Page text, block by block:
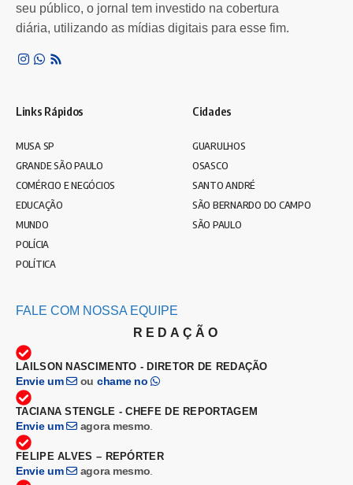
seu público, o jornal tem investido na cobertura
diária, utilizando as mídias digitais para esse fim.
Links Rápidos
MUSA SP
GRANDE SÃO PAULO
COMÉRCIO E NEGÓCIOS
EDUCAÇÃO
MUNDO
POLÍCIA
POLÍTICA
Cidades
GUARULHOS
OSASCO
SANTO ANDRÉ
SÃO BERNARDO DO CAMPO
SÃO PAULO
FALE COM NOSSA EQUIPE
REDAÇÃO
LAILSON NASCIMENTO - DIRETOR DE REDAÇÃO
Envie um ou chame no
TACIANA STENGLE - CHEFE DE REPORTAGEM
Envie um agora mesmo
FELIPE ALVES – REPÓRTER
Envie um agora mesmo